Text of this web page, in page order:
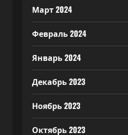
Март 2024
Февраль 2024
Январь 2024
Декабрь 2023
Ноябрь 2023
Октябрь 2023